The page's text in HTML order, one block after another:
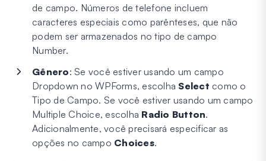
de campo. Números de telefone incluem
caracteres especiais como parênteses, que não
podem ser armazenados no tipo de campo
Number.
Gênero: Se você estiver usando um campo
Dropdown no WPForms, escolha Select como o
Tipo de Campo. Se você estiver usando um campo
Multiple Choice, escolha Radio Button.
Adicionalmente, você precisará especificar as
opções no campo Choices.